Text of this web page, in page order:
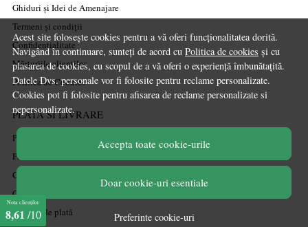
Acest site folosește cookies pentru a vă oferi funcționalitatea dorită.
Navigând în continuare, sunteți de acord cu Politica de cookies și cu
plasarea de cookies, cu scopul de a vă oferi o experiență îmbunătațită.
Datele Dvs. personale vor fi folosite pentru reclame personalizate.
Cookies pot fi folosite pentru afisarea de reclame personalizate si
nepersonalizate.
Accepta toate cookie-urile
Doar cookie-uri esentiale
Preferinte cookie-uri
Ghiduri și Idei de Amenajare
Termeni și condiții
Confidențialitate
Mărturiile clienților
Politica de Cookies
PLATA SI LIVRARE
Politica de transport
Politica de retur
Cum cumpăr
Coșul meu
Metode de plată
Nota clienților
8,61 /10